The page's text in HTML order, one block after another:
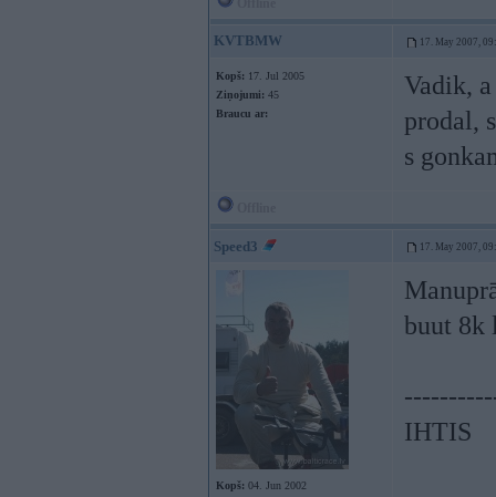
KVTBMW 17. May 2007,
Kopš: 17. Jul 2005
Ziņojumi: 45
Braucu ar:
Vadik,
prodal,
s
Speed3 17. May 2007,
Kopš: 04. Jun 2002
buut 8k
IHTIS